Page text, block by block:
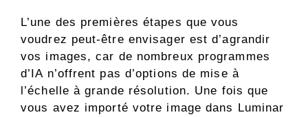
L’une des premières étapes que vous
voudrez peut-être envisager est d’agrandir
vos images, car de nombreux programmes
d’IA n’offrent pas d’options de mise à
l’échelle à grande résolution. Une fois que
vous avez importé votre image dans Luminar